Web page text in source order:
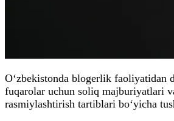
O‘zbekistonda blogerlik faoliyatidan
fuqarolar uchun soliq majburiyatlari
rasmiylashtirish tartiblari bo‘yicha